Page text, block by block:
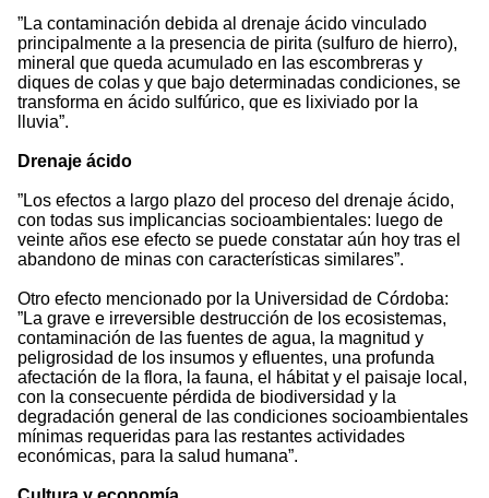
”La contaminación debida al drenaje ácido vinculado
principalmente a la presencia de pirita (sulfuro de hierro),
mineral que queda acumulado en las escombreras y
diques de colas y que bajo determinadas condiciones, se
transforma en ácido sulfúrico, que es lixiviado por la
lluvia”.
Drenaje ácido
”Los efectos a largo plazo del proceso del drenaje ácido,
con todas sus implicancias socioambientales: luego de
veinte años ese efecto se puede constatar aún hoy tras el
abandono de minas con características similares”.
Otro efecto mencionado por la Universidad de Córdoba:
”La grave e irreversible destrucción de los ecosistemas,
contaminación de las fuentes de agua, la magnitud y
peligrosidad de los insumos y efluentes, una profunda
afectación de la flora, la fauna, el hábitat y el paisaje local,
con la consecuente pérdida de biodiversidad y la
degradación general de las condiciones socioambientales
mínimas requeridas para las restantes actividades
económicas, para la salud humana”.